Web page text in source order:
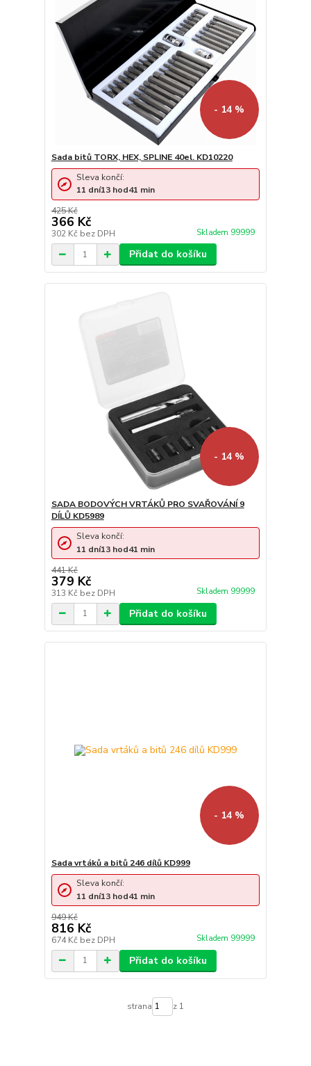
- 14 %
Sada bitů TORX, HEX, SPLINE 40el. KD10220
425 Kč
366 Kč
302 Kč bez DPH Skladem 99999
Sleva končí:
11 dní13 hod41 min
Přidat do košíku
- 14 %
SADA BODOVÝCH VRTÁKŮ PRO SVAŘOVÁNÍ 9
DÍLŮ KD5989
441 Kč
379 Kč
313 Kč bez DPH Skladem 99999
Sleva končí:
11 dní13 hod41 min
Přidat do košíku
- 14 %
Sada vrtáků a bitů 246 dílů KD999
949 Kč
816 Kč
674 Kč bez DPH Skladem 99999
Sleva končí:
11 dní13 hod41 min
Přidat do košíku
strana z 1